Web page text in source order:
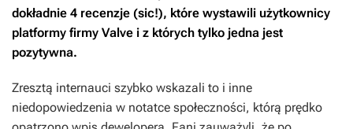
dokładnie 4 recenzje (sic!), które wystawili użytkownicy
platformy firmy Valve i z których tylko jedna jest
pozytywna.
Zresztą internauci szybko wskazali to i inne
niedopowiedzenia w notatce społeczności, którą prędko